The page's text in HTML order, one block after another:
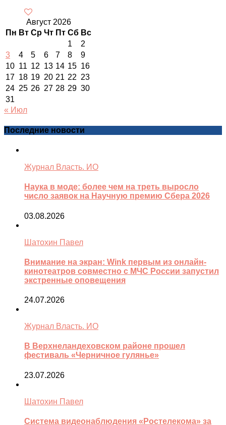
Август 2026
Пн Вт Ср Чт Пт Сб Вс
1
2
3
4 5 6 7 8
9
10 11 12 13 14 15 16
17 18 19 20 21 22 23
24 25 26 27 28 29 30
31
« Июл
Последние новости
Журнал Власть. ИО
Наука в моде: более чем на треть выросло
число заявок на Научную премию Сбера 2026
03.08.2026
Шатохин Павел
Внимание на экран: Wink первым из онлайн-
кинотеатров совместно с МЧС России запустил
экстренные оповещения
24.07.2026
Журнал Власть. ИО
В Верхнеландеховском районе прошел
фестиваль «Черничное гулянье»
23.07.2026
Шатохин Павел
Система видеонаблюдения «Ростелекома» за